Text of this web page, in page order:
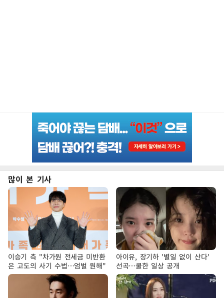
많이 본 기사
이승기 측 "차가원 전세금 미반환
은 고도의 사기 수법…엄벌 원해"
아이유, 장기하 '별일 없이 산다'
선곡…쿨한 일상 공개